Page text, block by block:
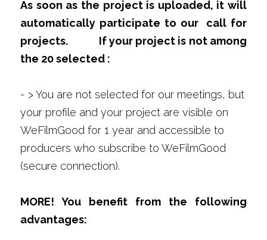
As soon as the project is uploaded, it will
automatically participate to our  call for
projects.            If your project is not among
the 20 selected :
- > You are not selected for our meetings, but
your profile and your project are visible on
WeFilmGood for 1 year and accessible to
producers who subscribe to WeFilmGood
(secure connection).
MORE! You benefit from the following
advantages: